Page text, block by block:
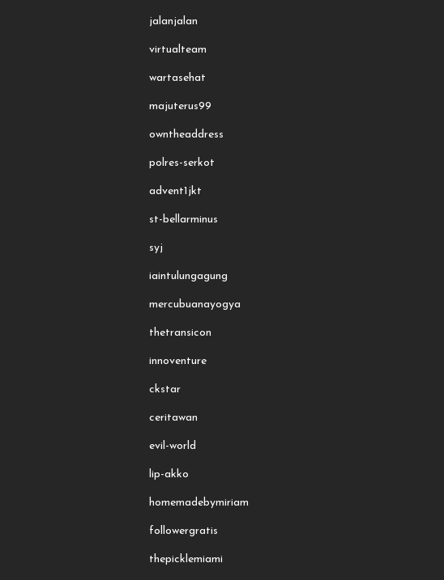
jalanjalan
virtualteam
wartasehat
majuterus99
owntheaddress
polres-serkot
advent1jkt
st-bellarminus
syj
iaintulungagung
mercubuanayogya
thetransicon
innoventure
ckstar
ceritawan
evil-world
lip-akko
homemadebymiriam
followergratis
thepicklemiami